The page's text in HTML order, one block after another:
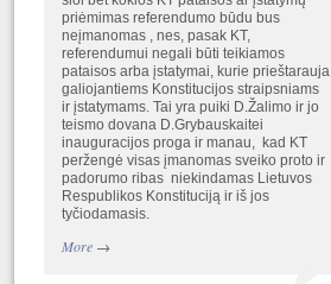
priėmimas referendumo būdu bus
neįmanomas , nes, pasak KT,
referendumui negali būti teikiamos
pataisos arba įstatymai, kurie prieštarauja
galiojantiems Konstitucijos straipsniams
ir įstatymams. Tai yra puiki D.Žalimo ir jo
teismo dovana D.Grybauskaitei
inauguracijos proga ir manau, kad KT
peržengė visas įmanomas sveiko proto ir
padorumo ribas niekindamas Lietuvos
Respublikos Konstituciją ir iš jos
tyčiodamasis.
More→